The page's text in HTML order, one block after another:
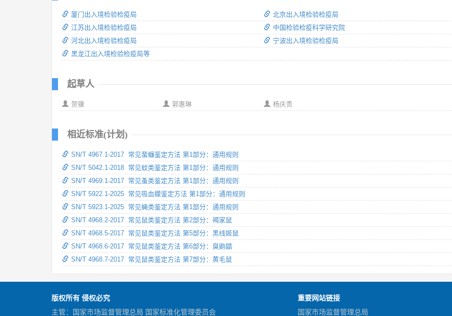
厦门出入境检验检疫局
江苏出入境检验检疫局
河北出入境检验检疫局
黑龙江出入境检验检疫局等
北京出入境检验检疫局
中国检验检疫科学研究院
宁波出入境检验检疫局
起草人
贺骥 郭惠琳 杨庆贵
相近标准(计划)
SN/T 4967.1-2017 常见蜚蠊鉴定方法 第1部分：通用规则
SN/T 5042.1-2018 常见蚊类鉴定方法 第1部分：通用规则
SN/T 4969.1-2017 常见蚤类鉴定方法 第1部分：通用规则
SN/T 5922.1-2025 常见吸血蠓鉴定方法 第1部分：通用规则
SN/T 5923.1-2025 常见蝇类鉴定方法 第1部分：通用规则
SN/T 4968.2-2017 常见鼠类鉴定方法 第2部分：褐家鼠
SN/T 4968.5-2017 常见鼠类鉴定方法 第5部分：黑线姬鼠
SN/T 4968.6-2017 常见鼠类鉴定方法 第6部分：臭鼩鼱
SN/T 4968.7-2017 常见鼠类鉴定方法 第7部分：黄毛鼠
版权所有 侵权必究
主管：国家市场监督管理总局 国家标准化管理委员会
重要网站链接
国家市场监督管理总局